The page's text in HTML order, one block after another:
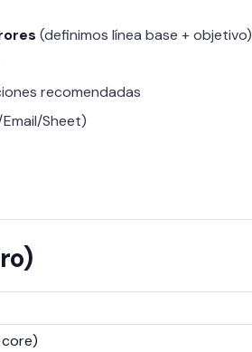
(definimos línea base + objetivo)
recomendadas
Sheet)